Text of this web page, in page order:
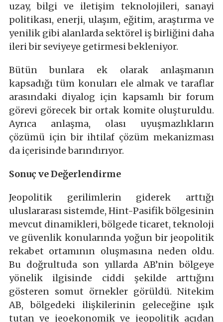
uzay, bilgi ve iletişim teknolojileri, sanayi
politikası, enerji, ulaşım, eğitim, araştırma ve
yenilik gibi alanlarda sektörel iş birliğini daha
ileri bir seviyeye getirmesi bekleniyor.
Bütün bunlara ek olarak anlaşmanın
kapsadığı tüm konuları ele almak ve taraflar
arasındaki diyalog için kapsamlı bir forum
görevi görecek bir ortak komite oluşturuldu.
Ayrıca anlaşma, olası uyuşmazlıkların
çözümü için bir ihtilaf çözüm mekanizması
da içerisinde barındırıyor.
Sonuç ve Değerlendirme
Jeopolitik gerilimlerin giderek arttığı
uluslararası sistemde, Hint-Pasifik bölgesinin
mevcut dinamikleri, bölgede ticaret, teknoloji
ve güvenlik konularında yoğun bir jeopolitik
rekabet ortamının oluşmasına neden oldu.
Bu doğrultuda son yıllarda AB’nin bölgeye
yönelik ilgisinde ciddi şekilde arttığını
gösteren somut örnekler görüldü. Nitekim
AB, bölgedeki ilişkilerinin geleceğine ışık
tutan ve jeoekonomik ve jeopolitik açıdan